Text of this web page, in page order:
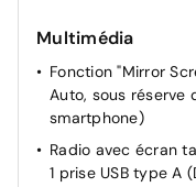
Appui-tête AV
Commandes au
Siège conducteur
Reglage assise
Multimédia
Fonction "Mirror
Auto, sous
smartphone)
Radio avec écran
1 prise USB type A